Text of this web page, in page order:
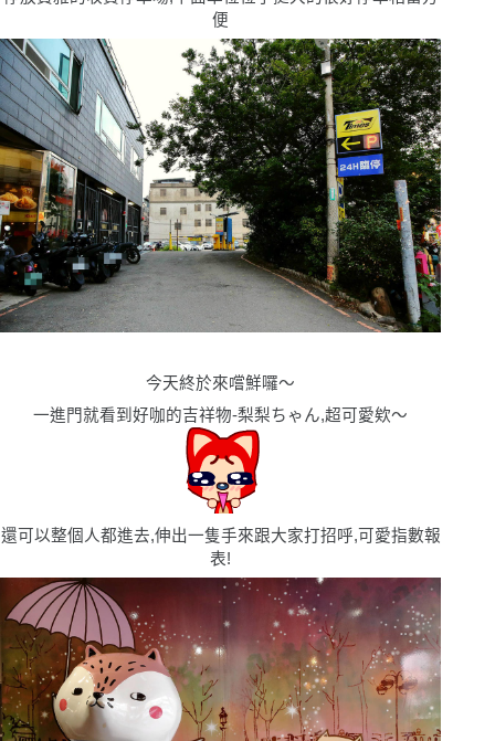
便
今天終於來嚐鮮囉〜
一進門就看到好咖的吉祥物-梨梨ちゃん,超可愛欸〜
還可以整個人都進去,伸出一隻手來跟大家打招呼,可愛指數報
表!